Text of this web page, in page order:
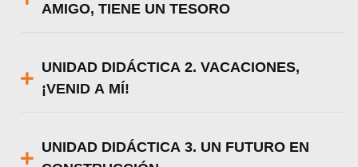
AMIGO, TIENE UN TESORO
UNIDAD DIDÁCTICA 2. VACACIONES,
¡VENID A MÍ!
UNIDAD DIDÁCTICA 3. UN FUTURO EN